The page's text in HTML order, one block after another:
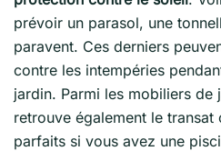
prévoir un parasol, une
paravent. Ces derniers
contre les intempéries
jardin. Parmi les mobiliers de
retrouve également le
parfaits si vous avez une